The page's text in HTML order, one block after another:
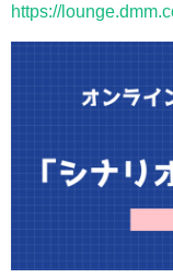
https://